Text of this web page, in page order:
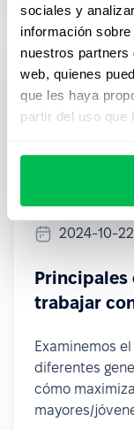
sociales y
información
nuestros
web, quienes
que les haya
partir del uso que
2024-10-22
Principales
trabajar
Examinemos
diferentes
cómo
mayores/